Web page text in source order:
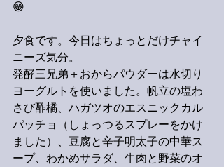
😁
夕食です。今日はちょっとだけチャイ
ニーズ気分。
発酵三兄弟＋おからパウダーは水切り
ヨーグルトを使いました。帆立の塩わ
さび酢橘、ハガツオのエスニックカル
パッチョ（しょっつるスプレーをかけ
ました）、豆腐と辛子明太子の中華ス
ープ、わかめサラダ、牛肉と野菜のオ